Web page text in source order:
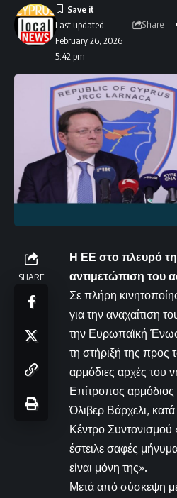
Last updated:
February 26, 2026
5:42 pm
Share
SHARE
Η ΕΕ στο πλευρό
αντιμετώπιση του
Σε πλήρη
για την αναχαίτιση
την Ευρωπαϊκή
τη στήριξή της προς
αρμόδιες αρχές του
Επίτροπος
Όλιβερ Βάρχελι,
Κέντρο
έστειλε σαφές
είναι μόνη της».
Μετά από σύσκεψη